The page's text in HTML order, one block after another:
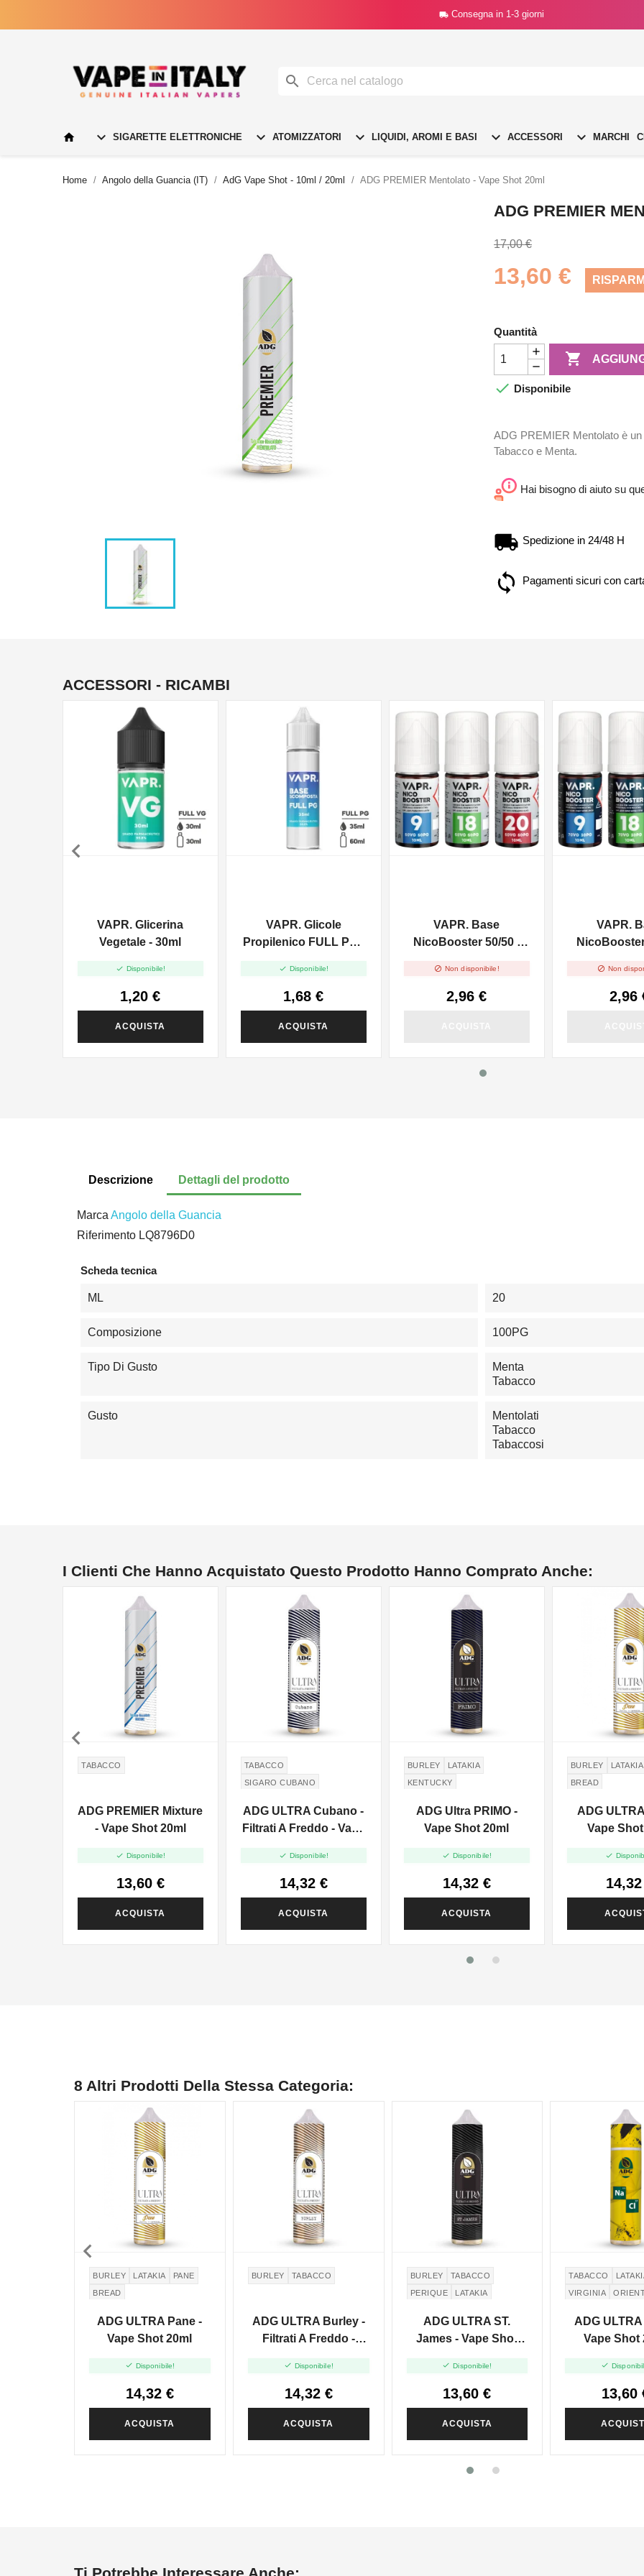
 Consegna in 1-3 giorni

  SIGARETTE ELETTRONICHE  ATOMIZZATORI  LIQUIDI, AROMI E BASI  ACCESSORI  MARCHI
Home Angolo della Guancia (IT) AdG Vape Shot - 10ml / 20ml ADG PREMIER Mentolato - Vape Shot 20ml
ADG PREMIER
17,00 €
13,60 €
Quantità

 Disponibile
ADG PREMIER Mentolato è
Tabacco e Menta.
Hai bisogno di aiuto su
Spedizione in 24/48 H
Pagamenti sicuri con
ACCESSORI - RICAMBI
VAPR. Glicerina
Vegetale - 30ml
 Disponibile!
1,20 €
ACQUISTA
VAPR. Glicole
Propilenico FULL PG -
 Disponibile!
1,68 €
ACQUISTA
VAPR. Base
NicoBooster 50/50 -
 Non disponibile!
2,96 €
VAPR.
 Non
2,96

Descrizione Dettagli del prodotto
MarcaAngolo della Guancia
Riferimento LQ8796D0
Scheda tecnica
ML 20
Composizione 100PG
Tipo Di Gusto
Menta
Tabacco
Gusto
Mentolati
Tabacco
Tabaccosi
I Clienti Che Hanno Acquistato Questo Prodotto Hanno Comprato Anche:
TABACCO
ADG PREMIER Mixture
- Vape Shot 20ml
 Disponibile!
13,60 €
ACQUISTA
TABACCO
SIGARO CUBANO
ADG ULTRA Cubano -
Filtrati A Freddo - Vape
 Disponibile!
14,32 €
ACQUISTA
BURLEY
LATAKIA
KENTUCKY
ADG Ultra PRIMO -
Vape Shot 20ml
 Disponibile!
14,32 €
ACQUISTA
BURLEY LATAKIA
BREAD
ADG
Vape Shot


8 Altri Prodotti Della Stessa Categoria:
BURLEY LATAKIA
PANE
BREAD
ADG ULTRA Pane -
Vape Shot 20ml
 Disponibile!
14,32 €
ACQUISTA
BURLEY TABACCO
ADG ULTRA Burley -
Filtrati A Freddo -
 Disponibile!
14,32 €
ACQUISTA
BURLEY
TABACCO
PERIQUE
LATAKIA
ADG ULTRA ST.
James - Vape Shot
 Disponibile!
13,60 €
ACQUISTA
TABACCO
VIRGINIA
ADG
Vape Shot

13,60

Ti Potrebbe Interessare Anche: